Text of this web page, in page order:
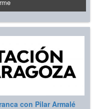
con Pilar Armalé